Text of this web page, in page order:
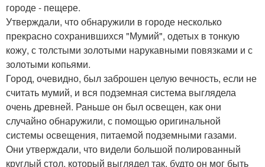
городе - пещере.
Утверждали, что обнаружили в городе несколько
прекрасно сохранившихся "Мумий", одетых в тонкую
кожу, с толстыми золотыми нарукавными повязками и с
золотыми копьями.
Город, очевидно, был заброшен целую вечность, если не
считать мумий, и вся подземная система выглядела
очень древней. Раньше он был освещен, как они
случайно обнаружили, с помощью оригинальной
системы освещения, питаемой подземными газами.
Они утверждали, что видели большой полированный
круглый стол, который выглядел так, будто он мог быть